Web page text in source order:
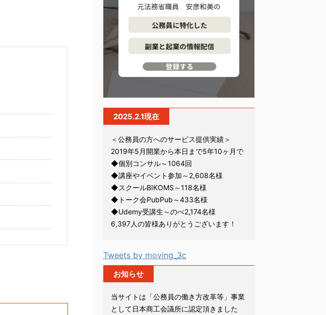
2025.2.1現在
＜公務員の方へのサービス提供実績＞
2019年5月開業から本日まで5年10ヶ月で
◆個別コンサル～1064回
◆講座やイベント参加～2,608名様
◆スクールBIKOMS～118名様
◆トーク会PubPub～433名様
◆Udemy受講生～のべ2,174名様
6,397人の皆様ありがとうございます！
Tweets by moving_3c
お知らせ
当サイトは「公務員の働き方改革等」事業
として日本商工会議所に認定頂きました